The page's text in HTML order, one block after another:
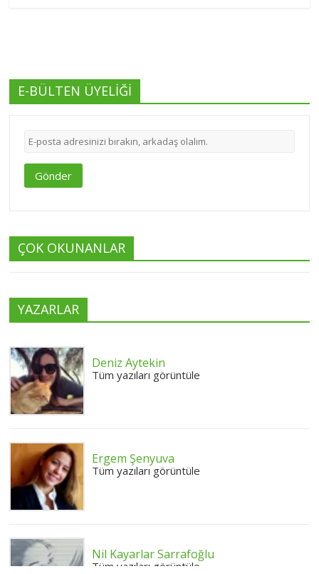
E-BÜLTEN ÜYELİĞİ
Gönder
ÇOK OKUNANLAR
YAZARLAR
Deniz Aytekin
Tüm yazıları görüntüle
Ergem Şenyuva
Tüm yazıları görüntüle
Nil Kayarlar Sarrafoğlu
Tüm yazıları görüntüle